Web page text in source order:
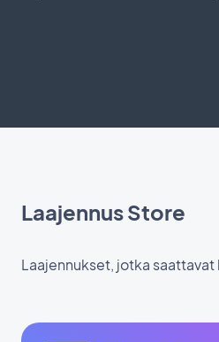
Laajennus Store
Laajennukset, jotka saattavat